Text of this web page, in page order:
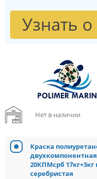
Узнать
Нет в наличии
Краска
20КПМсрб 17кг+3кг
серебристая